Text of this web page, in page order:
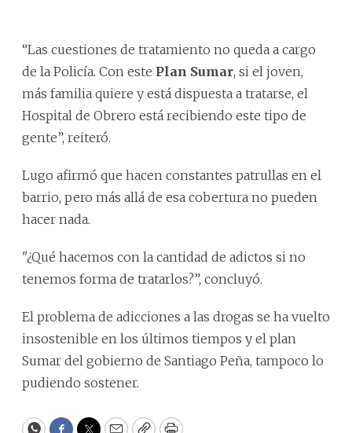
“Las cuestiones de tratamiento no queda a cargo
de la Policía. Con este Plan Sumar, si el joven,
más familia quiere y está dispuesta a tratarse, el
Hospital de Obrero está recibiendo este tipo de
gente”, reiteró.
Lugo afirmó que hacen constantes patrullas en el
barrio, pero más allá de esa cobertura no pueden
hacer nada.
"¿Qué hacemos con la cantidad de adictos si no
tenemos forma de tratarlos?”, concluyó.
El problema de adicciones a las drogas se ha vuelto
insostenible en los últimos tiempos y el plan
Sumar del gobierno de Santiago Peña, tampoco lo
pudiendo sostener.